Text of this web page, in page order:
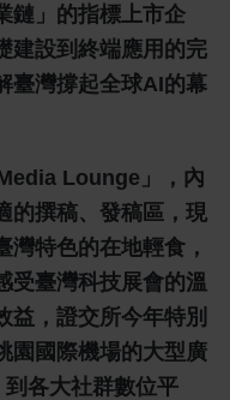
鏈」的指標上市企
建設到終端應用的完
臺灣撐起全球AI的幕
Lounge」，內
的撰稿、發稿區，現
特色的在地輕食，
受臺灣科技展會的溫
益，證交所今年特別
園國際機場的大型廣
各大社群數位平